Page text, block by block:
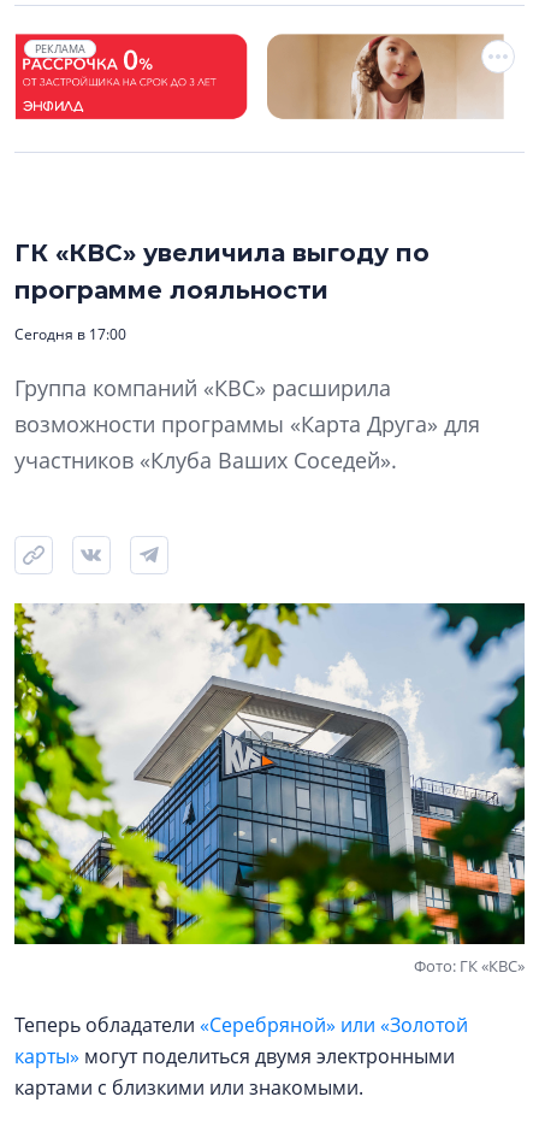
РЕКЛАМА
ГК «КВС» увеличила выгоду по
программе лояльности
Сегодня в 17:00
Группа компаний «КВС» расширила
возможности программы «Карта Друга» для
участников «Клуба Ваших Соседей».
Фото: ГК «КВС»
Теперь обладатели «Серебряной» или «Золотой
карты» могут поделиться двумя электронными
картами с близкими или знакомыми.